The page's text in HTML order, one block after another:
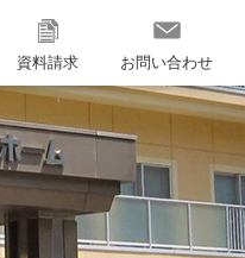
資料請求 お問い合わせ